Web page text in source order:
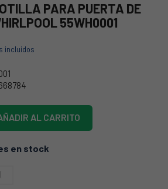
PARA PUERTA DE
55WH0001
incluidos
AL CARRITO
en stock